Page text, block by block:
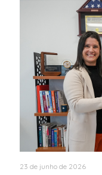
23 de junho de 2026